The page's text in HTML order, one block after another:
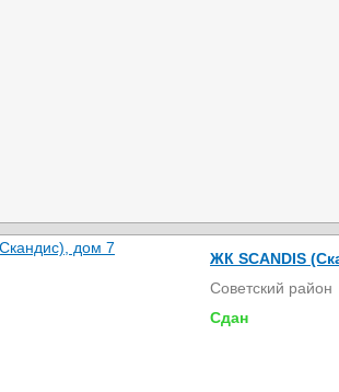
ЖК SCANDIS
Советский район
Сдан